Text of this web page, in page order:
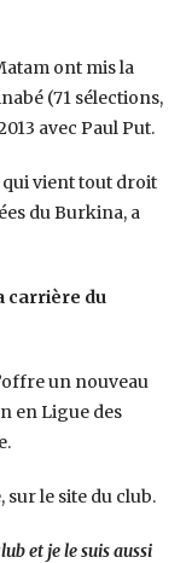
ont mis la
(71 sélections,
avec Paul Put.
qui vient tout droit
du Burkina, a
carrière du
un nouveau
en Ligue des
sur le site du club.
et je le suis aussi